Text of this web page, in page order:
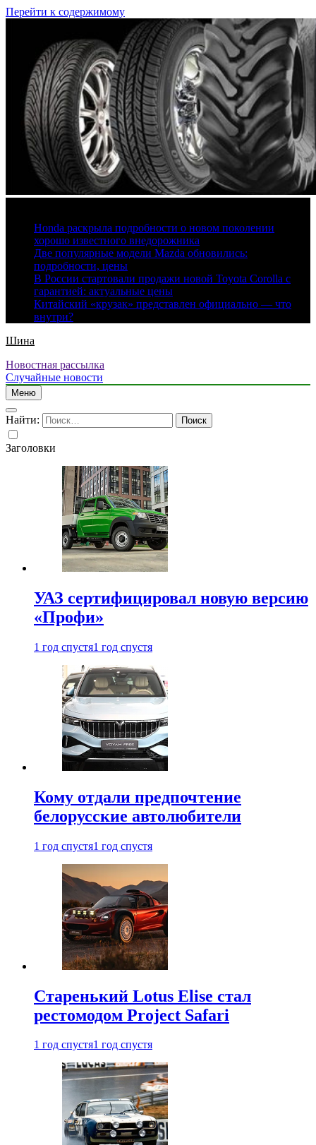
Перейти к содержимому
Honda раскрыла подробности о новом поколении
хорошо известного внедорожника
Две популярные модели Mazda обновились:
подробности, цены
В России стартовали продажи новой Toyota Corolla с
гарантией: актуальные цены
Китайский «крузак» представлен официально — что
внутри?
Шина
Новостная рассылка
Случайные новости
Меню
Найти:
Заголовки
УАЗ сертифицировал новую версию
«Профи»
1 год спустя1 год спустя
Кому отдали предпочтение
белорусские автолюбители
1 год спустя1 год спустя
Старенький Lotus Elise стал
рестомодом Project Safari
1 год спустя1 год спустя